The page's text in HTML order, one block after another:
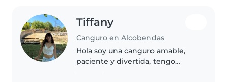
Tiffany
Canguro en Alcobendas
Hola soy una canguro amable,
paciente y divertida, tengo